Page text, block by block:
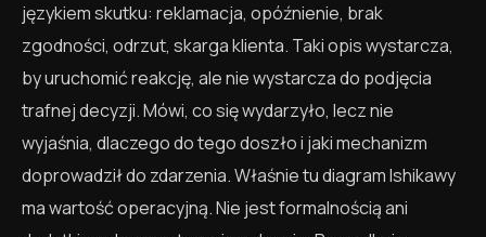
językiem skutku: reklamacja, opóźnienie, brak
zgodności, odrzut, skarga klienta. Taki opis wystarcza,
by uruchomić reakcję, ale nie wystarcza do podjęcia
trafnej decyzji. Mówi, co się wydarzyło, lecz nie
wyjaśnia, dlaczego do tego doszło i jaki mechanizm
doprowadził do zdarzenia. Właśnie tu diagram Ishikawy
ma wartość operacyjną. Nie jest formalnością ani